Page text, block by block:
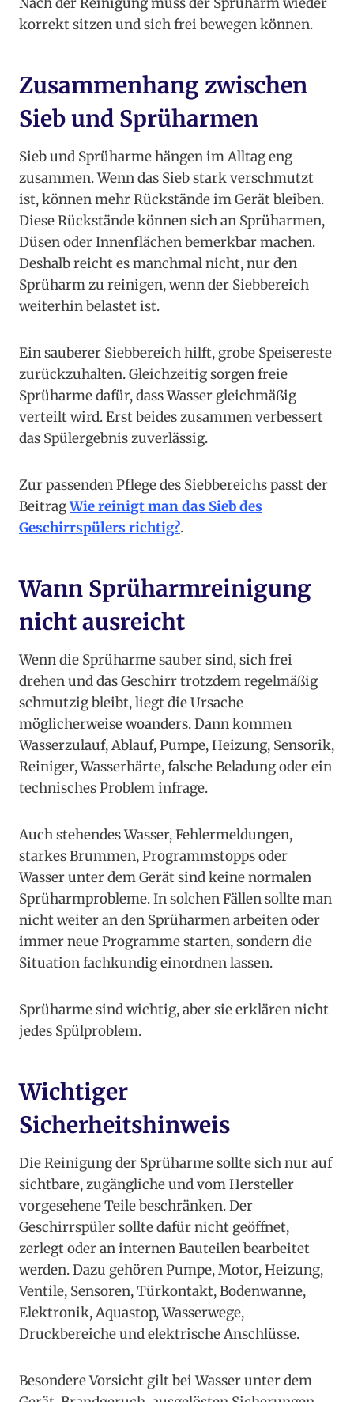
korrekt sitzen und sich frei bewegen können.
Zusammenhang zwischen
Sieb und Sprüharmen
Sieb und Sprüharme hängen im Alltag eng
zusammen. Wenn das Sieb stark verschmutzt
ist, können mehr Rückstände im Gerät bleiben.
Diese Rückstände können sich an Sprüharmen,
Düsen oder Innenflächen bemerkbar machen.
Deshalb reicht es manchmal nicht, nur den
Sprüharm zu reinigen, wenn der Siebbereich
weiterhin belastet ist.
Ein sauberer Siebbereich hilft, grobe Speisereste
zurückzuhalten. Gleichzeitig sorgen freie
Sprüharme dafür, dass Wasser gleichmäßig
verteilt wird. Erst beides zusammen verbessert
das Spülergebnis zuverlässig.
Zur passenden Pflege des Siebbereichs passt der
BeitragWie reinigt man das Sieb des
Geschirrspülers richtig?.
Wann Sprüharmreinigung
nicht ausreicht
Wenn die Sprüharme sauber sind, sich frei
drehen und das Geschirr trotzdem regelmäßig
schmutzig bleibt, liegt die Ursache
möglicherweise woanders. Dann kommen
Wasserzulauf, Ablauf, Pumpe, Heizung, Sensorik,
Reiniger, Wasserhärte, falsche Beladung oder ein
technisches Problem infrage.
Auch stehendes Wasser, Fehlermeldungen,
starkes Brummen, Programmstopps oder
Wasser unter dem Gerät sind keine normalen
Sprüharmprobleme. In solchen Fällen sollte man
nicht weiter an den Sprüharmen arbeiten oder
immer neue Programme starten, sondern die
Situation fachkundig einordnen lassen.
Sprüharme sind wichtig, aber sie erklären nicht
jedes Spülproblem.
Wichtiger
Sicherheitshinweis
Die Reinigung der Sprüharme sollte sich nur auf
sichtbare, zugängliche und vom Hersteller
vorgesehene Teile beschränken. Der
Geschirrspüler sollte dafür nicht geöffnet,
zerlegt oder an internen Bauteilen bearbeitet
werden. Dazu gehören Pumpe, Motor, Heizung,
Ventile, Sensoren, Türkontakt, Bodenwanne,
Elektronik, Aquastop, Wasserwege,
Druckbereiche und elektrische Anschlüsse.
Besondere Vorsicht gilt bei Wasser unter dem